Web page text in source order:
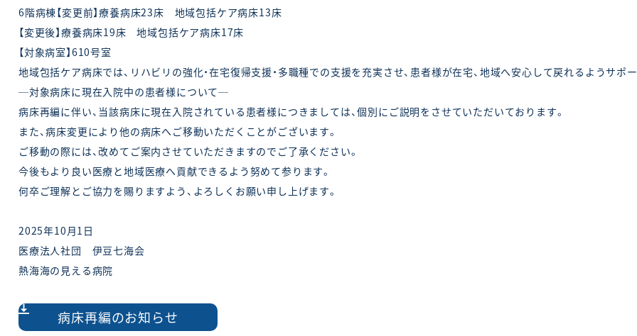
6階病棟【変更前】療養病床23床 地域包括ケア病床13床
【変更後】療養病床19床 地域包括ケア病床17床
【対象病室】610号室
地域包括ケア病床では、リハビリの強化・在宅復帰支援・多職種での支援を充実させ、患者様が在宅、地域へ安心して戻れるようサポ
─対象病床に現在入院中の患者様について─
病床再編に伴い、当該病床に現在入院されている患者様につきましては、個別にご説明をさせていただいております。
また、病床変更により他の病床へご移動いただくことがございます。
ご移動の際には、改めてご案内させていただきますのでご了承ください。
今後もより良い医療と地域医療へ貢献できるよう努めて参ります。
何卒ご理解とご協力を賜りますよう、よろしくお願い申し上げます。
2025年10月1日
医療法人社団 伊豆七海会
熱海海の見える病院
病床再編のお知らせ